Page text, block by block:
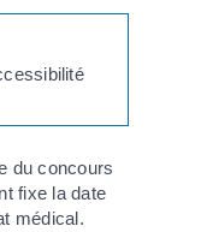
du concours
fixe la date
médical.